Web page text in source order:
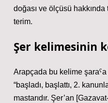
doğası ve ölçüsü hakkında
terim.
Şer kelimesinin
Arapçada bu kelime şaraˁa شَرَعَ “1. Fal ölçüsünde
“başladı, başlattı, 2.
mastarıdır. Şer’an